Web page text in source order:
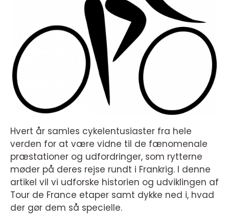
Hvert år samles cykelentusiaster fra hele
verden for at være vidne til de fænomenale
præstationer og udfordringer, som rytterne
møder på deres rejse rundt i Frankrig. I denne
artikel vil vi udforske historien og udviklingen af
Tour de France etaper samt dykke ned i, hvad
der gør dem så specielle.